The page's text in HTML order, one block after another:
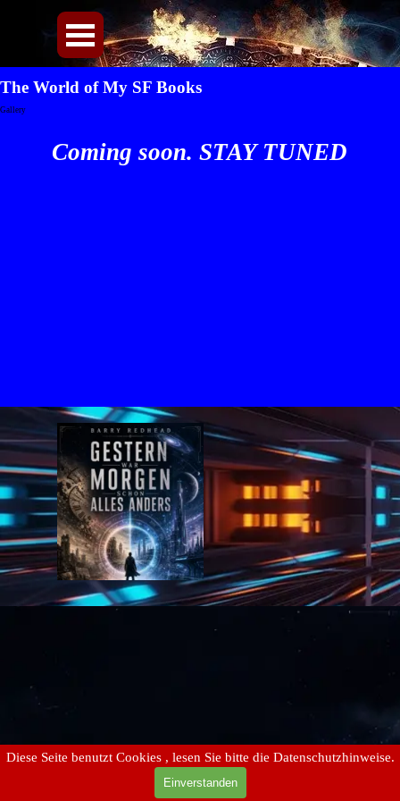
Menü überspringen
The World of My SF Books
Gallery
Coming soon. STAY TUNED
Zurück zum Seiteninhalt
Diese Seite benutzt Cookies , lesen Sie bitte die Datenschutzhinweise.
Einverstanden